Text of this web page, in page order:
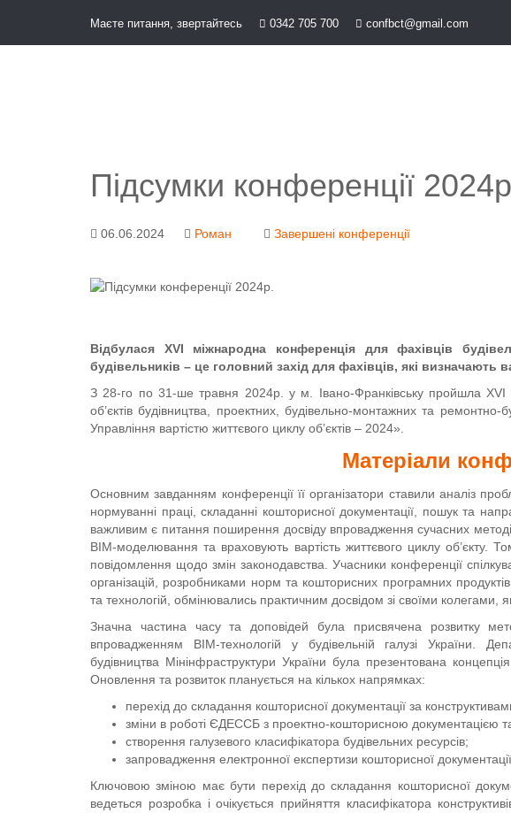
вмісту
Маєте питання, звертайтесь 0342 705 700 confbct@gmail.com
Підсумки конференції
06.06.2024 Роман Завершені конференції
Відбулася ХVI міжнародна конференція для фахівців
будівельників – це головний захід для фахівців, які визначають
З 28-го по 31-ше травня 2024р. у м. Івано-Франківську пройшла XVI
об’єктів будівництва, проектних, будівельно-монтажних та ремонтно-
Управління вартістю життєвого циклу об’єктів – 2024».
Матеріали
Основним завданням конференції її організатори ставили аналіз
нормуванні праці, складанні кошторисної документації, пошук та
важливим є питання поширення досвіду впровадження сучасних
ВІМ-моделювання та враховують вартість життєвого циклу об’єкту.
повідомлення щодо змін законодавства. Учасники конференції
організацій, розробниками норм та кошторисних програмних
та технологій, обмінювались практичним досвідом зі своїми колегами,
Значна частина часу та доповідей була присвячена розвитку
впровадженням BIM-технологій у будівельній галузі України.
будівництва Мінінфраструктури України була презентована
Оновлення та розвиток планується на кількох напрямках:
перехід до складання кошторисної документації за
зміни в роботі ЄДЕССБ з проектно-кошторисною документацією
створення галузевого класифікатора будівельних ресурсів;
запровадження електронної експертизи кошторисної документації
Ключовою зміною має бути перехід до складання кошторисної
ведеться розробка і очікується прийняття класифікатора